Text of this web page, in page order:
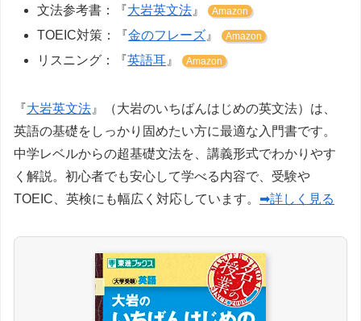
文法参考書：『大岩英文法 』 Amazon
TOEIC対策：『金のフレーズ 』 Amazon
リスニング：『英語耳 』 Amazon
『大岩英文法 』（大岩のいちばんはじめの英文法）は、
英語の基礎をしっかり固めたい方に最適な入門書です。
中学レベルからの超基礎文法を、講義形式でわかりやす
く解説。初心者でも安心して学べる内容で、受験や
TOEIC、英検にも幅広く対応しています。 ➡詳しく見る